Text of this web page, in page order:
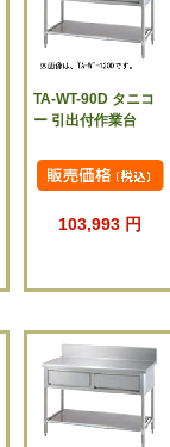
TA-WT-90D タニコ
ー 引出付作業台
103,993 円